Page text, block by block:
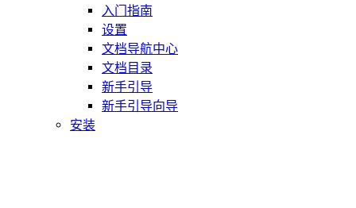
入门指南
设置
文档导航中心
文档目录
新手引导
新手引导向导
安装